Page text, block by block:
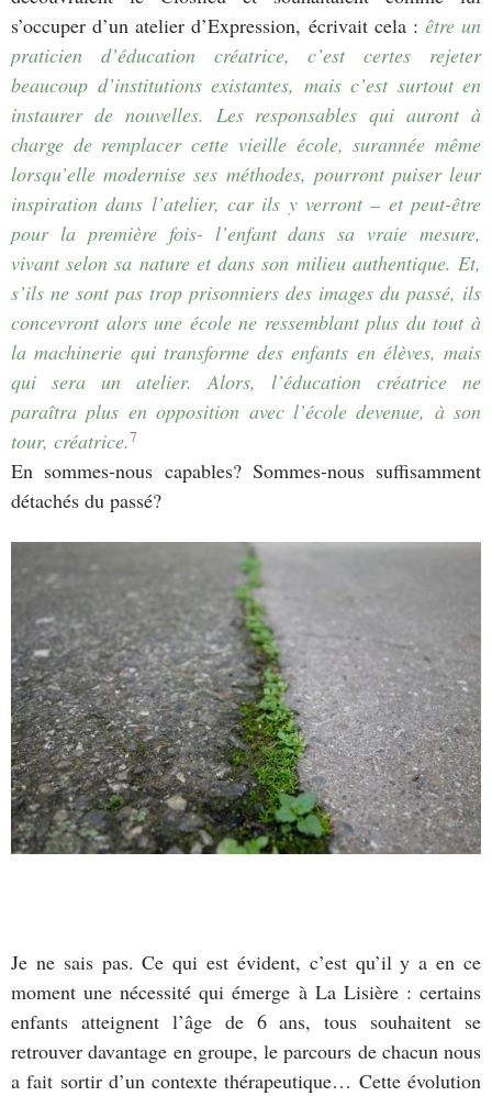
s’occuper d’un atelier d’Expression, écrivait cela : être un
praticien d’éducation créatrice, c’est certes rejeter
beaucoup d’institutions existantes, mais c’est surtout en
instaurer de nouvelles. Les responsables qui auront à
charge de remplacer cette vieille école, surannée même
lorsqu’elle modernise ses méthodes, pourront puiser leur
inspiration dans l’atelier, car ils y verront – et peut-être
pour la première fois- l’enfant dans sa vraie mesure,
vivant selon sa nature et dans son milieu authentique. Et,
s’ils ne sont pas trop prisonniers des images du passé, ils
concevront alors une école ne ressemblant plus du tout à
la machinerie qui transforme des enfants en élèves, mais
qui sera un atelier. Alors, l’éducation créatrice ne
paraîtra plus en opposition avec l’école devenue, à son
tour, créatrice.7
En sommes-nous capables? Sommes-nous suffisamment
détachés du passé?
Je ne sais pas. Ce qui est évident, c’est qu’il y a en ce
moment une nécessité qui émerge à La Lisière : certains
enfants atteignent l’âge de 6 ans, tous souhaitent se
retrouver davantage en groupe, le parcours de chacun nous
a fait sortir d’un contexte thérapeutique… Cette évolution